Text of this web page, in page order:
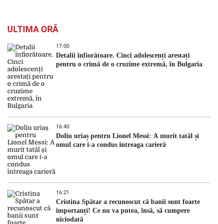
ULTIMA ORĂ
17:00
Detalii înfiorătoare. Cinci adolescenți arestați
pentru o crimă de o cruzime extremă, în Bulgaria
16:40
Doliu uriaș pentru Lionel Messi: A murit tatăl și
omul care i-a condus întreaga carieră
16:21
Cristina Spătar a recunoscut că banii sunt foarte
importanți! Ce nu va putea, însă, să cumpere
niciodată